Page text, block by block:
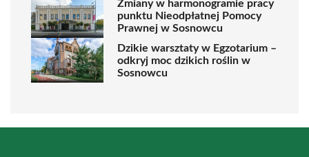
Zmiany w harmonogramie pracy
punktu Nieodpłatnej Pomocy
Prawnej w Sosnowcu
Dzikie warsztaty w Egzotarium –
odkryj moc dzikich roślin w
Sosnowcu